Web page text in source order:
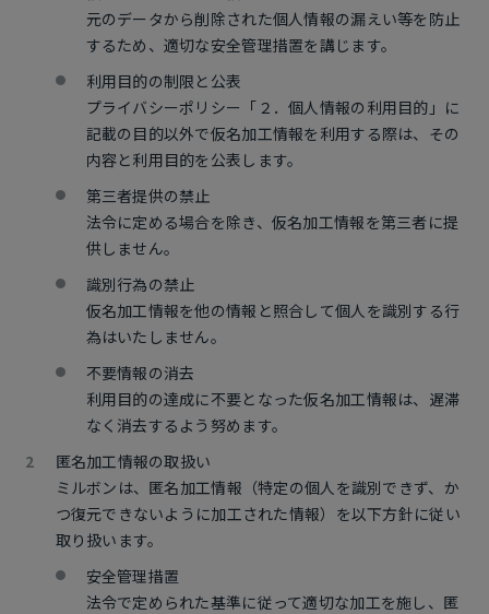
元のデータから削除された個人情報の漏えい等を防止
するため、適切な安全管理措置を講じます。
利用目的の制限と公表
プライバシーポリシー「２．個人情報の利用目的」に
記載の目的以外で仮名加工情報を利用する際は、その
内容と利用目的を公表します。
第三者提供の禁止
法令に定める場合を除き、仮名加工情報を第三者に提
供しません。
識別行為の禁止
仮名加工情報を他の情報と照合して個人を識別する行
為はいたしません。
不要情報の消去
利用目的の達成に不要となった仮名加工情報は、遅滞
なく消去するよう努めます。
匿名加工情報の取扱い
ミルボンは、匿名加工情報（特定の個人を識別できず、か
つ復元できないように加工された情報）を以下方針に従い
取り扱います。
安全管理措置
法令で定められた基準に従って適切な加工を施し、匿